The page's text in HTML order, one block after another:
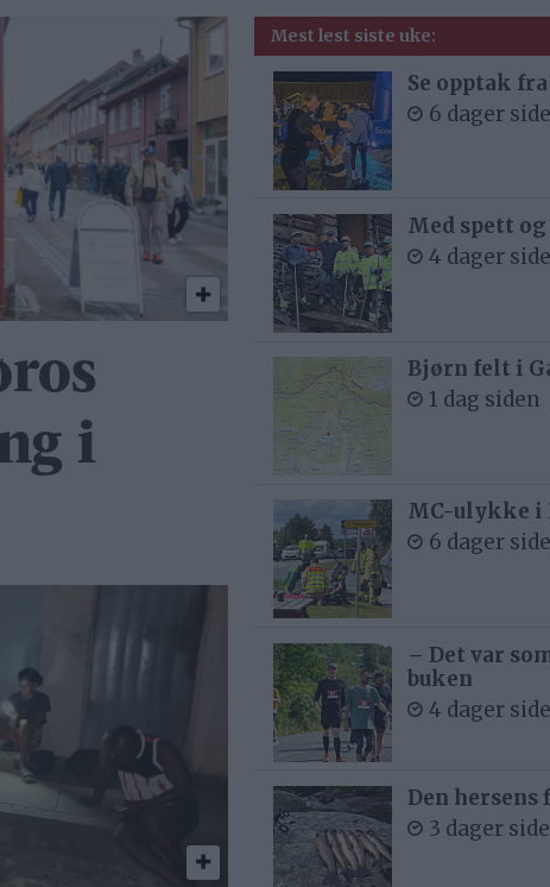
i
Mest lest siste uke:
Se opptak
6 dager
Med spett
4 dager
Bjørn felt i
1 dag siden
MC-ulykke i
6 dager
– Det var
buken
4 dager
Den hersens
3 dager